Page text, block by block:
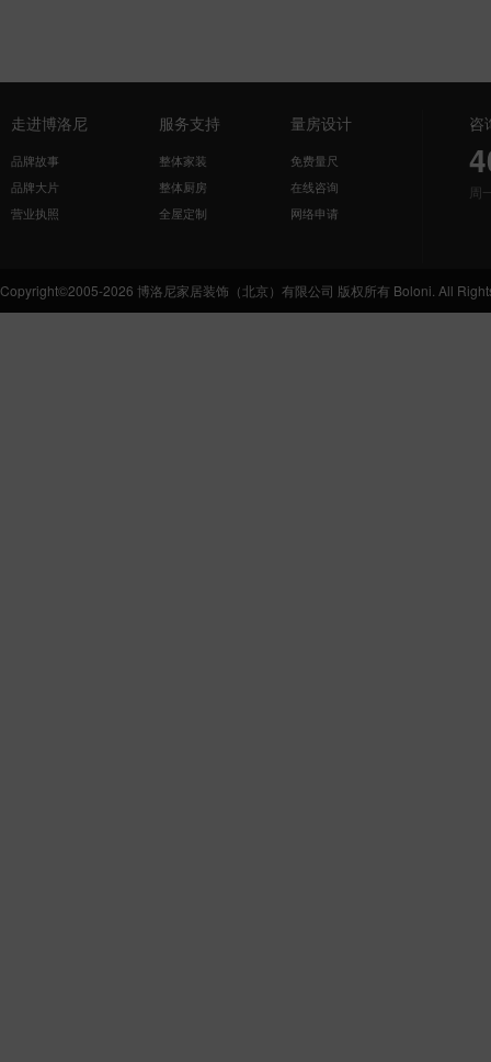
走进博洛尼
品牌故事
品牌大片
营业执照
服务支持
整体家装
整体厨房
全屋定制
量房设计
免费量尺
在线咨询
网络申请
咨
周
Copyright©2005-2026 博洛尼家居装饰（北京）有限公司 版权所有 Boloni. All